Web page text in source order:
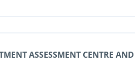
ASSESSMENT CENTRE